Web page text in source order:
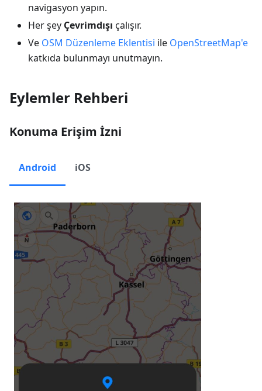
navigasyon yapın.
Her şey Çevrimdışı çalışır.
Ve OSM Düzenleme Eklentisi ile OpenStreetMap'e
katkıda bulunmayı unutmayın.
Eylemler Rehberi
Konuma Erişim İzni
Android iOS